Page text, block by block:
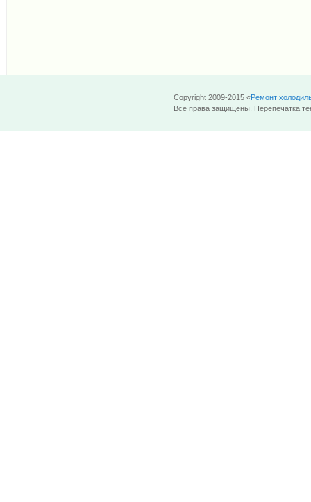
Copyright 2009-2015 «Ремонт
Все права защищены. Перепечатка